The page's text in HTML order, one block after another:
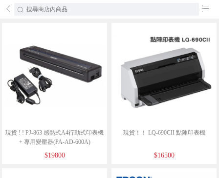
󰄕 󰂦
現貨 ! ! PJ-863 感熱式A4行動式印表機
+ 專用變壓器(PA-AD-600A)
$19800
現貨！！ LQ-690CII 點陣印表機
$16500